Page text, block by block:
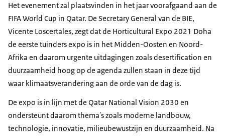
Het evenement zal plaatsvinden in het jaar voorafgaand aan de
FIFA World Cup in Qatar. De Secretary General van de BIE,
Vicente Loscertales, zegt dat de Horticultural Expo 2021 Doha
de eerste tuinders expo is in het Midden-Oosten en Noord-
Afrika en daarom urgente uitdagingen zoals desertification en
duurzaamheid hoog op de agenda zullen staan in deze tijd
waar klimaatsverandering aan de orde van de dag is.
De expo is in lijn met de Qatar National Vision 2030 en
ondersteunt daarom thema's zoals moderne landbouw,
technologie, innovatie, milieubewustzijn en duurzaamheid. Na